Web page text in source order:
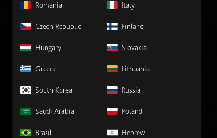
Romania Italy
Czech Republic Finland
Hungary Slovakia
Greece Lithuania
South Korea Russia
Saudi Arabia Poland
Brasil Hebrew